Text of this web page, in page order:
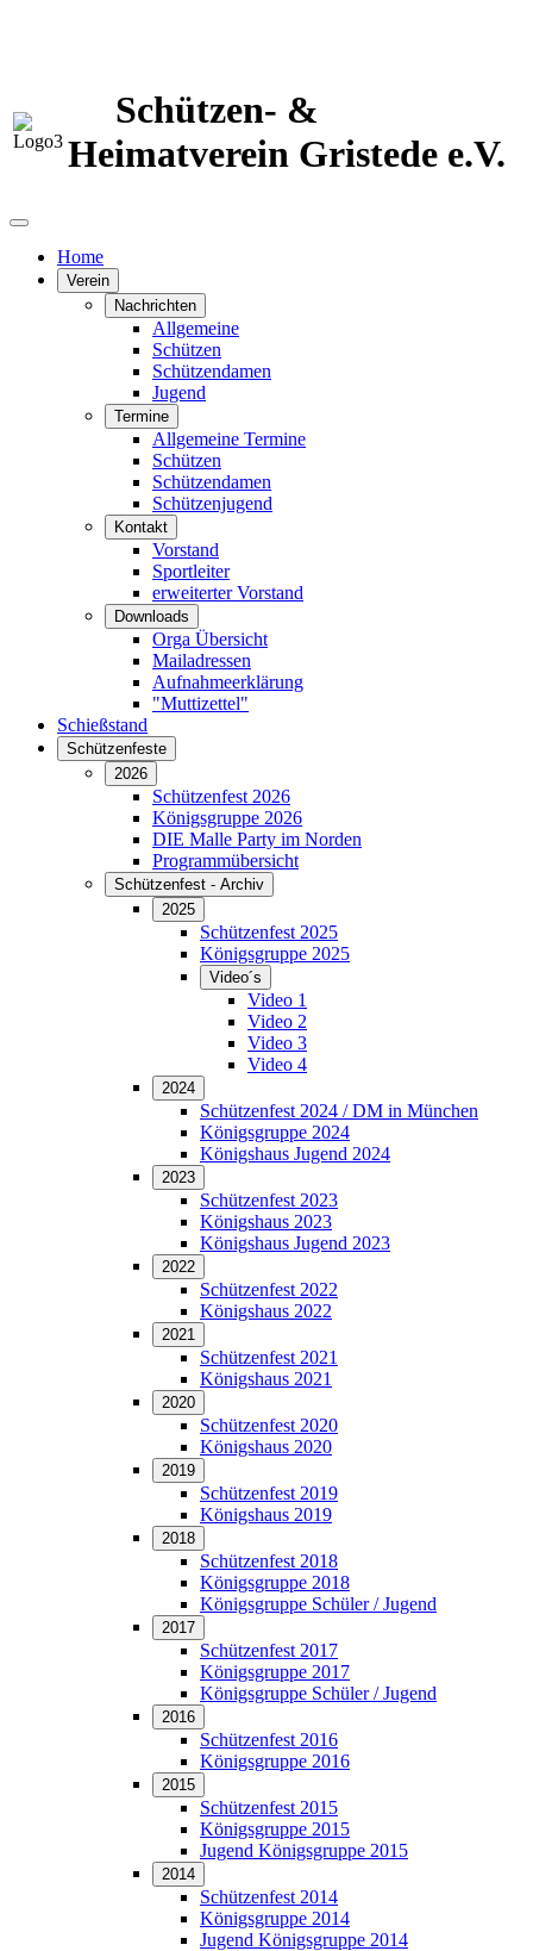
Schützen- &
Heimatverein Gristede e.V.
Home
Verein
Nachrichten
Allgemeine
Schützen
Schützendamen
Jugend
Termine
Allgemeine Termine
Schützen
Schützendamen
Schützenjugend
Kontakt
Vorstand
Sportleiter
erweiterter Vorstand
Downloads
Orga Übersicht
Mailadressen
Aufnahmeerklärung
"Muttizettel"
Schießstand
Schützenfeste
2026
Schützenfest 2026
Königsgruppe 2026
DIE Malle Party im Norden
Programmübersicht
Schützenfest - Archiv
2025
Schützenfest 2025
Königsgruppe 2025
Video´s
Video 1
Video 2
Video 3
Video 4
2024
Schützenfest 2024 / DM in München
Königsgruppe 2024
Königshaus Jugend 2024
2023
Schützenfest 2023
Königshaus 2023
Königshaus Jugend 2023
2022
Schützenfest 2022
Königshaus 2022
2021
Schützenfest 2021
Königshaus 2021
2020
Schützenfest 2020
Königshaus 2020
2019
Schützenfest 2019
Königshaus 2019
2018
Schützenfest 2018
Königsgruppe 2018
Königsgruppe Schüler / Jugend
2017
Schützenfest 2017
Königsgruppe 2017
Königsgruppe Schüler / Jugend
2016
Schützenfest 2016
Königsgruppe 2016
2015
Schützenfest 2015
Königsgruppe 2015
Jugend Königsgruppe 2015
2014
Schützenfest 2014
Königsgruppe 2014
Jugend Königsgruppe 2014